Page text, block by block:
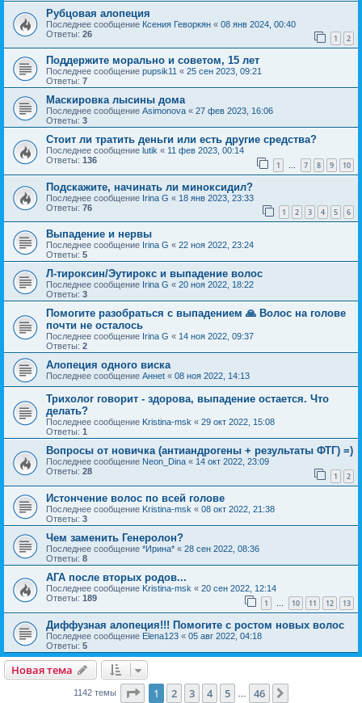
Рубцовая алопеция
Последнее сообщение Ксения Геворкян « 08 янв 2024, 00:40
Ответы: 26 1 2
Поддержите морально и советом, 15 лет
Последнее сообщение pupsik11 « 25 сен 2023, 09:21
Ответы: 7
Маскировка лысины дома
Последнее сообщение Asimonova « 27 фев 2023, 16:06
Ответы: 3
Стоит ли тратить деньги или есть другие средства?
Последнее сообщение lutik « 11 фев 2023, 00:14
Ответы: 136 1 … 7 8 9 10
Подскажите, начинать ли миноксидил?
Последнее сообщение Irina G « 18 янв 2023, 23:33
Ответы: 76 1 2 3 4 5 6
Выпадение и нервы
Последнее сообщение Irina G « 22 ноя 2022, 23:24
Ответы: 5
Л-тироксин/Эутирокс и выпадение волос
Последнее сообщение Irina G « 20 ноя 2022, 18:22
Ответы: 3
Помогите разобраться с выпадением 🙏 Волос на голове
почти не осталось
Последнее сообщение Irina G « 14 ноя 2022, 09:37
Ответы: 2
Алопеция одного виска
Последнее сообщение Аннet « 08 ноя 2022, 14:13
Трихолог говорит - здорова, выпадение остается. Что
делать?
Последнее сообщение Kristina-msk « 29 окт 2022, 15:08
Ответы: 1
Вопросы от новичка (антиандрогены + результаты ФТГ) =)
Последнее сообщение Neon_Dina « 14 окт 2022, 23:09
Ответы: 28 1 2
Истончение волос по всей голове
Последнее сообщение Kristina-msk « 08 окт 2022, 21:38
Ответы: 3
Чем заменить Генеролон?
Последнее сообщение *Ирина* « 28 сен 2022, 08:36
Ответы: 8
АГА после вторых родов...
Последнее сообщение Kristina-msk « 20 сен 2022, 12:14
Ответы: 189 1 … 10 11 12 13
Диффузная алопеция!!! Помогите с ростом новых волос
Последнее сообщение Elena123 « 05 авг 2022, 04:18
Ответы: 5
Новая тема
1142 темы Страница из 46
1 2 3 4 5 46